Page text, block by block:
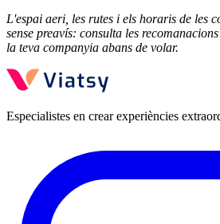
L'espai aeri, les rutes i els horaris de les
sense preavís: consulta les
la teva companyia abans de volar.
Especialistes en crear experiències